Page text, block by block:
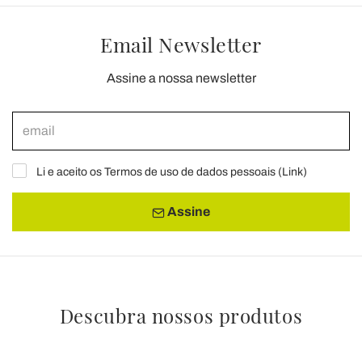
Email Newsletter
Assine a nossa newsletter
Li e aceito os Termos de uso de dados pessoais (Link)
Assine
Descubra nossos produtos